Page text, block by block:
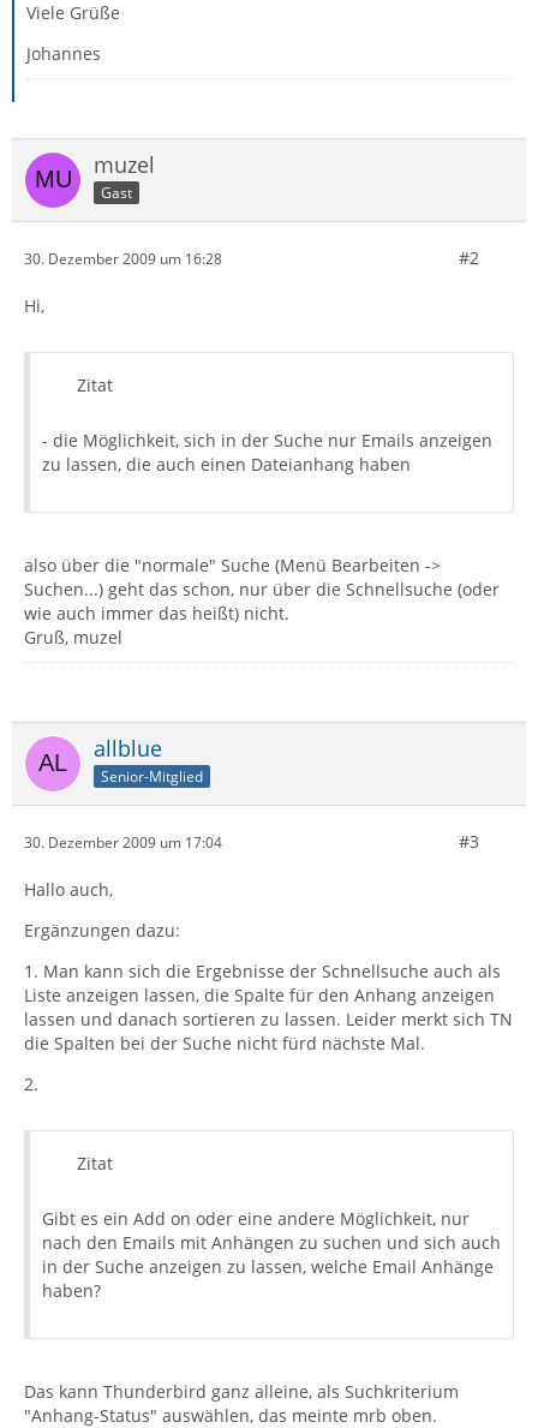
Viele Grüße
Johannes
muzel
Gast
30. Dezember 2009 um 16:28 #2
Hi,
Zitat
- die Möglichkeit, sich in der Suche nur Emails anzeigen
zu lassen, die auch einen Dateianhang haben
also über die "normale" Suche (Menü Bearbeiten ->
Suchen...) geht das schon, nur über die Schnellsuche (oder
wie auch immer das heißt) nicht.
Gruß, muzel
allblue
Senior-Mitglied
30. Dezember 2009 um 17:04 #3
Hallo auch,
Ergänzungen dazu:
1. Man kann sich die Ergebnisse der Schnellsuche auch als
Liste anzeigen lassen, die Spalte für den Anhang anzeigen
lassen und danach sortieren zu lassen. Leider merkt sich TN
die Spalten bei der Suche nicht fürd nächste Mal.
2.
Zitat
Gibt es ein Add on oder eine andere Möglichkeit, nur
nach den Emails mit Anhängen zu suchen und sich auch
in der Suche anzeigen zu lassen, welche Email Anhänge
haben?
Das kann Thunderbird ganz alleine, als Suchkriterium
"Anhang-Status" auswählen, das meinte mrb oben.